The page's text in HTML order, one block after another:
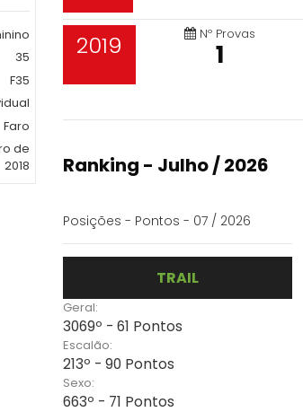
35
F35
Faro
de
2018
2019 Nº Provas
1
Ranking - Julho / 2026
Posições - Pontos - 07 / 2026
TRAIL
Geral:
3069º - 61 Pontos
Escalão:
213º - 90 Pontos
Sexo:
663º - 71 Pontos